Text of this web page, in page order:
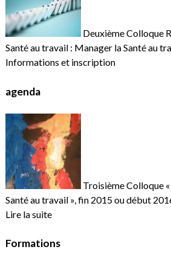
Deuxième Colloque
Santé au travail : Manager la Santé au
Informations et inscription
agenda
Troisième Colloque
Santé au travail », fin 2015 ou début
Lire la suite
Formations